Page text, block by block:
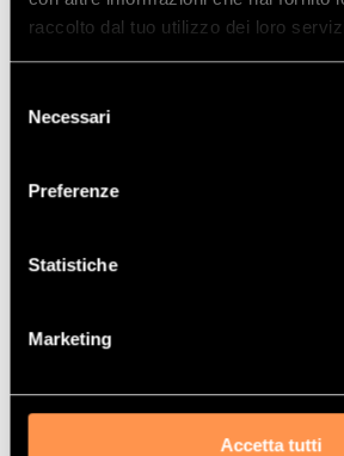
raccolto dal tuo utilizzo dei loro
delNecessari
Preferenze
Statistiche
Marketing
Accetta tutti
Catalizzatore
Manufacturer
Versione
Motor code
Data